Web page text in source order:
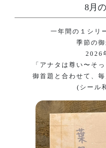
8月
一年間の１シリ
季節の御
2026
「アナタは尊い〜そ
御首題と合わせて、
(シール